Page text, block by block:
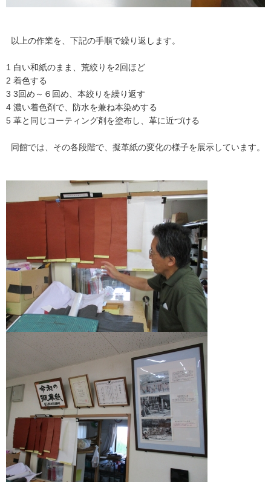
以上の作業を、下記の手順で繰り返します。
1 白い和紙のまま、荒絞りを2回ほど
2 着色する
3 3回め～６回め、本絞りを繰り返す
4 濃い着色剤で、防水を兼ね本染めする
5 革と同じコーティング剤を塗布し、革に近づける
同館では、その各段階で、擬革紙の変化の様子を展示しています。